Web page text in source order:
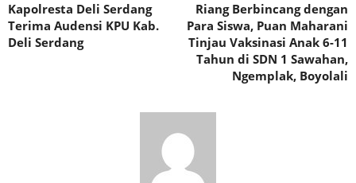
Kapolresta Deli Serdang
Terima Audensi KPU Kab.
Deli Serdang
Riang Berbincang dengan
Para Siswa, Puan Maharani
Tinjau Vaksinasi Anak 6-11
Tahun di SDN 1 Sawahan,
Ngemplak, Boyolali